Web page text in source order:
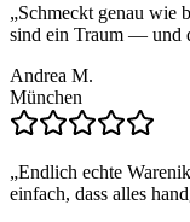
„Schmeckt genau wie
sind ein Traum — und
Andrea M.
München
„Endlich echte
einfach, dass alles